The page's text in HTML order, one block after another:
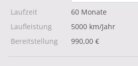
Laufzeit
60 Monate
Laufleistung
5000 km/Jahr
Bereitstellung
990,00 €